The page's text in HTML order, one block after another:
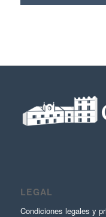
LEGAL
Condiciones legales y